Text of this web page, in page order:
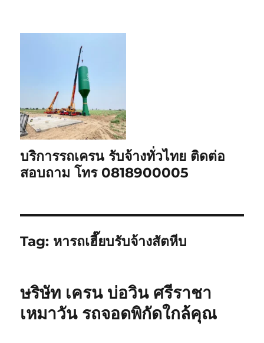
บริการรถเครน รับจ้างทั่วไทย ติดต่อ
สอบถาม โทร 0818900005
Tag: หารถเฮี๊ยบรับจ้างสัตหีบ
ษริษัท เครน บ่อวิน ศรีราชา
เหมาวัน รถจอดพิกัดใกล้คุณ